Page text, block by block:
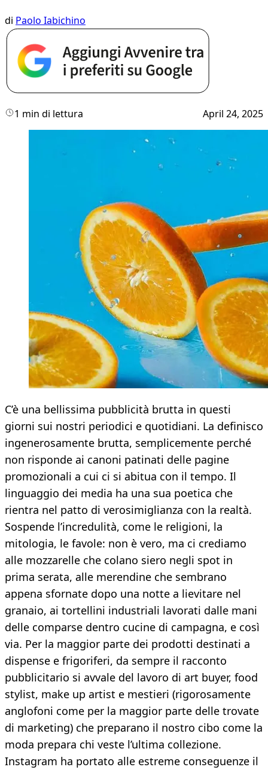
di Paolo Iabichino
1 min di lettura April 24, 2025
C’è una bellissima pubblicità brutta in questi
giorni sui nostri periodici e quotidiani. La definisco
ingenerosamente brutta, semplicemente perché
non risponde ai canoni patinati delle pagine
promozionali a cui ci si abitua con il tempo. Il
linguaggio dei media ha una sua poetica che
rientra nel patto di verosimiglianza con la realtà.
Sospende l’incredulità, come le religioni, la
mitologia, le favole: non è vero, ma ci crediamo
alle mozzarelle che colano siero negli spot in
prima serata, alle merendine che sembrano
appena sfornate dopo una notte a lievitare nel
granaio, ai tortellini industriali lavorati dalle mani
delle comparse dentro cucine di campagna, e così
via. Per la maggior parte dei prodotti destinati a
dispense e frigoriferi, da sempre il racconto
pubblicitario si avvale del lavoro di art buyer, food
stylist, make up artist e mestieri (rigorosamente
anglofoni come per la maggior parte delle trovate
di marketing) che preparano il nostro cibo come la
moda prepara chi veste l’ultima collezione.
Instagram ha portato alle estreme conseguenze il